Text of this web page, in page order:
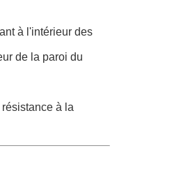
à l'intérieur des
de la paroi du
à la